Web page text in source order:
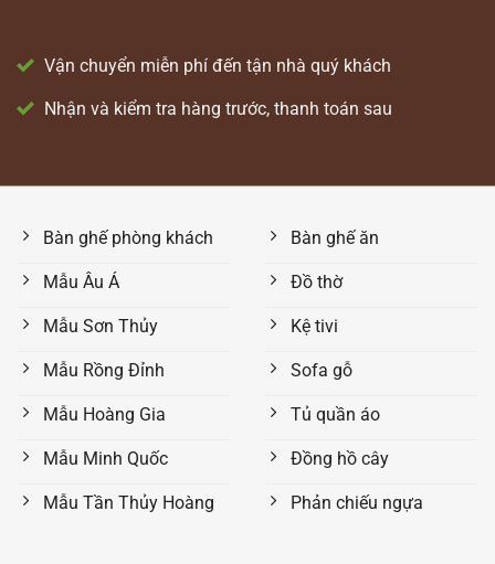
Vận chuyển miễn phí đến tận nhà quý khách
Nhận và kiểm tra hàng trước, thanh toán sau
Bàn ghế phòng khách
Mẫu Âu Á
Mẫu Sơn Thủy
Mẫu Rồng Đỉnh
Mẫu Hoàng Gia
Mẫu Minh Quốc
Mẫu Tần Thủy Hoàng
Bàn ghế ăn
Đồ thờ
Kệ tivi
Sofa gỗ
Tủ quần áo
Đồng hồ cây
Phản chiếu ngựa